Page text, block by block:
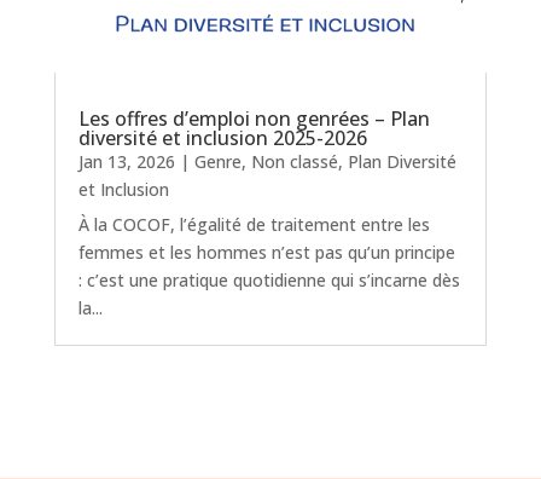
Les offres d’emploi non genrées – Plan
diversité et inclusion 2025-2026
Jan 13, 2026 | Genre, Non classé, Plan Diversité
et Inclusion
À la COCOF, l’égalité de traitement entre les
femmes et les hommes n’est pas qu’un principe
: c’est une pratique quotidienne qui s’incarne dès
la...